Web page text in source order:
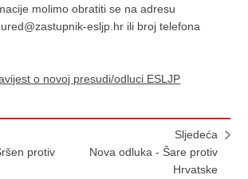
molimo obratiti se na adresu
esljp.hr ili broj telefona
o novoj presudi/odluci ESLJP
protiv
Sljedeća
Nova odluka - Šare protiv
Hrvatske